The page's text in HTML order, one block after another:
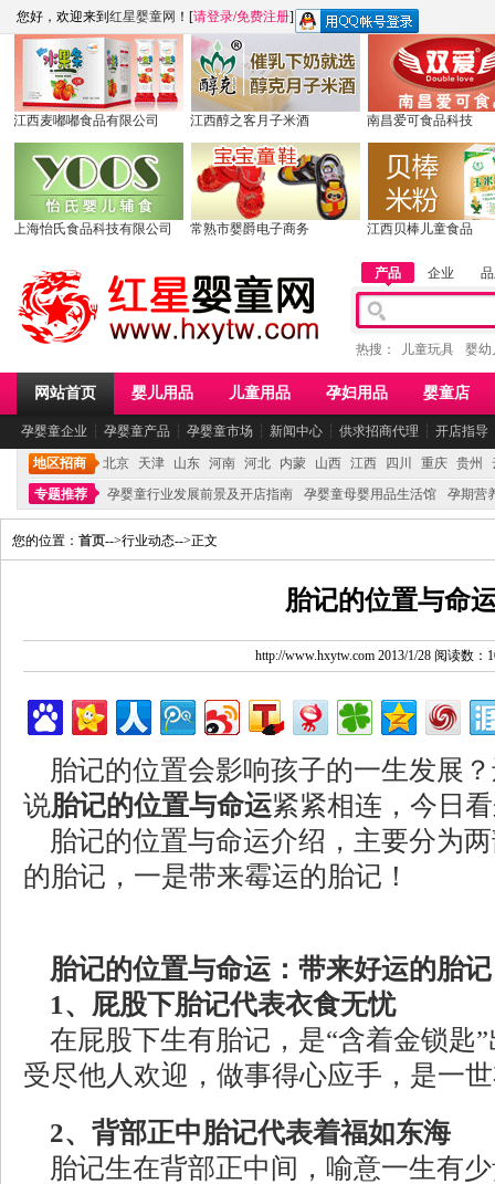
您好，欢迎来到 红星婴童网 ！[请登录/免费注册]
江西麦嘟嘟食品有限公司 江西醇之客月子米酒 南昌爱可食品科技
上海怡氏食品科技有限公司 常熟市婴爵电子商务 江西贝棒儿童食品
产品 企业
热搜： 儿童玩具 婴幼
网站首页 婴儿用品 儿童用品 孕妇用品 婴童店
孕婴童企业 ┆ 孕婴童产品 ┆ 孕婴童市场 ┆ 新闻中心 ┆ 供求招商代理 ┆ 开店指导
地区招商 北京 天津 山东 河南 河北 内蒙 山西 江西 四川 重庆 贵州
专题推荐
孕婴童行业发展前景及开店指南 孕婴童母婴用品生活馆 孕期营
您的位置： 首页-->行业动态-->正文
胎记的位置与命
http://www.hxytw.com 2013/1/28 阅读数：
胎记的位置会影响孩子的一生发展
说胎记的位置与命运紧紧相连，今日
胎记的位置与命运介绍，主要分为
的胎记，一是带来霉运的胎记！
胎记的位置与命运：带来好运的胎记
1、屁股下胎记代表衣食无忧
在屁股下生有胎记，是“含着金锁匙
受尽他人欢迎，做事得心应手，是一
2、背部正中胎记代表着福如东海
胎记生在背部正中间，喻意一生有